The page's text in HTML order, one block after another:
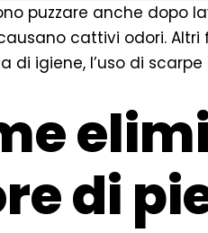
puzzare anche dopo
cattivi odori.
di igiene, l’uso di
di